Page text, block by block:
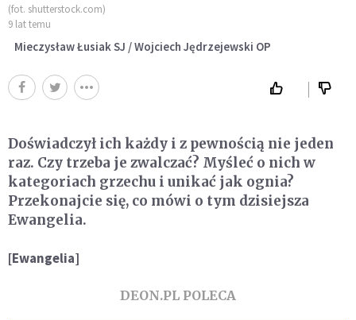
(fot. shutterstock.com)
9 lat temu
Mieczysław Łusiak SJ / Wojciech Jędrzejewski OP
Doświadczył ich każdy i z pewnością nie jeden
raz. Czy trzeba je zwalczać? Myśleć o nich w
kategoriach grzechu i unikać jak ognia?
Przekonajcie się, co mówi o tym dzisiejsza
Ewangelia.
[Ewangelia]
DEON.PL POLECA